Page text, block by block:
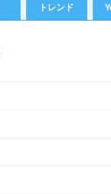
トレンド